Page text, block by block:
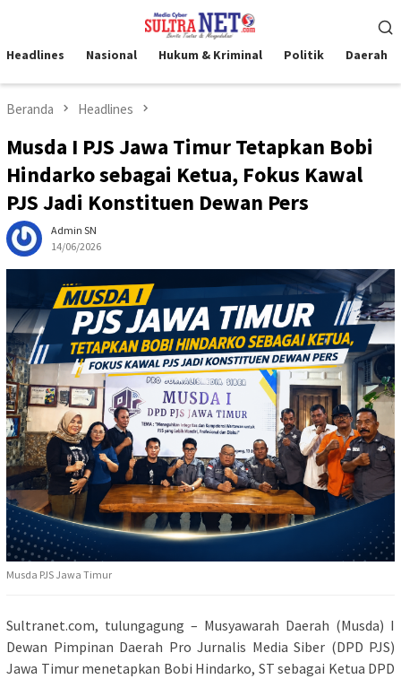
kontenMobile
Headlines Nasional Hukum & Kriminal Politik Daerah
Beranda Headlines
Musda I PJS Jawa Timur Tetapkan Bobi
Hindarko sebagai Ketua, Fokus Kawal
PJS Jadi Konstituen Dewan Pers
Admin SN
14/06/2026
Musda PJS Jawa Timur
Sultranet.com, tulungagung – Musyawarah Daerah (Musda) I
Dewan Pimpinan Daerah Pro Jurnalis Media Siber (DPD PJS)
Jawa Timur menetapkan Bobi Hindarko, ST sebagai Ketua DPD